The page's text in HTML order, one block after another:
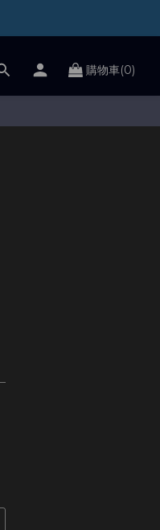
購物車(0)
立即購買